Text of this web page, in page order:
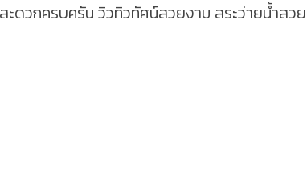
ดวกครบครัน วิวทิวทัศน์สวยงาม สระว่ายน้ำสว